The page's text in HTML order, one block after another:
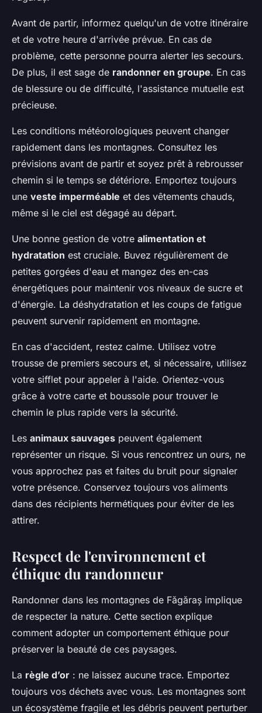
Avant de partir, informez quelqu'un de votre itinéraire
et de votre heure d'arrivée prévue. En cas de
problème, cette personne pourra alerter les secours.
De plus, il est sage de randonner en groupe. En cas
de blessure ou de difficulté, l'assistance mutuelle est
précieuse.
Les conditions météorologiques peuvent changer
rapidement dans les montagnes. Consultez les
prévisions avant de partir et soyez prêt à rebrousser
chemin si le temps se détériore. Emportez toujours
une veste imperméable et des vêtements chauds,
même si le ciel est dégagé au départ.
Une bonne gestion de votre alimentation et
hydratation est cruciale. Buvez régulièrement de
petites gorgées d'eau et mangez des en-cas
énergétiques pour maintenir vos niveaux de sucre et
d'énergie. La déshydratation et les coups de fatigue
peuvent survenir rapidement en montagne.
En cas d'accident, restez calme. Utilisez votre
trousse de premiers secours et, si nécessaire, utilisez
votre sifflet pour appeler à l'aide. Orientez-vous
grâce à votre carte et boussole pour trouver le
chemin le plus rapide vers la sécurité.
Les animaux sauvages peuvent également
représenter un risque. Si vous rencontrez un ours, ne
vous approchez pas et faites du bruit pour signaler
votre présence. Conservez toujours vos aliments
dans des récipients hermétiques pour éviter de les
attirer.
Respect de l'environnement et
éthique du randonneur
Randonner dans les montagnes de Făgăraș implique
de respecter la nature. Cette section explique
comment adopter un comportement éthique pour
préserver la beauté de ces paysages.
La règle d’or : ne laissez aucune trace. Emportez
toujours vos déchets avec vous. Les montagnes sont
un écosystème fragile et les débris peuvent perturber